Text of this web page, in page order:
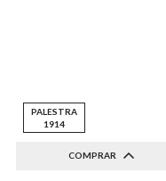
PALESTRA
1914
COMPRAR